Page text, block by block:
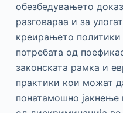
обезбедувањето
разговараа и за
креирањето политики
потребата од
законската рамка и
практики кои можат
понатамошно јакнење